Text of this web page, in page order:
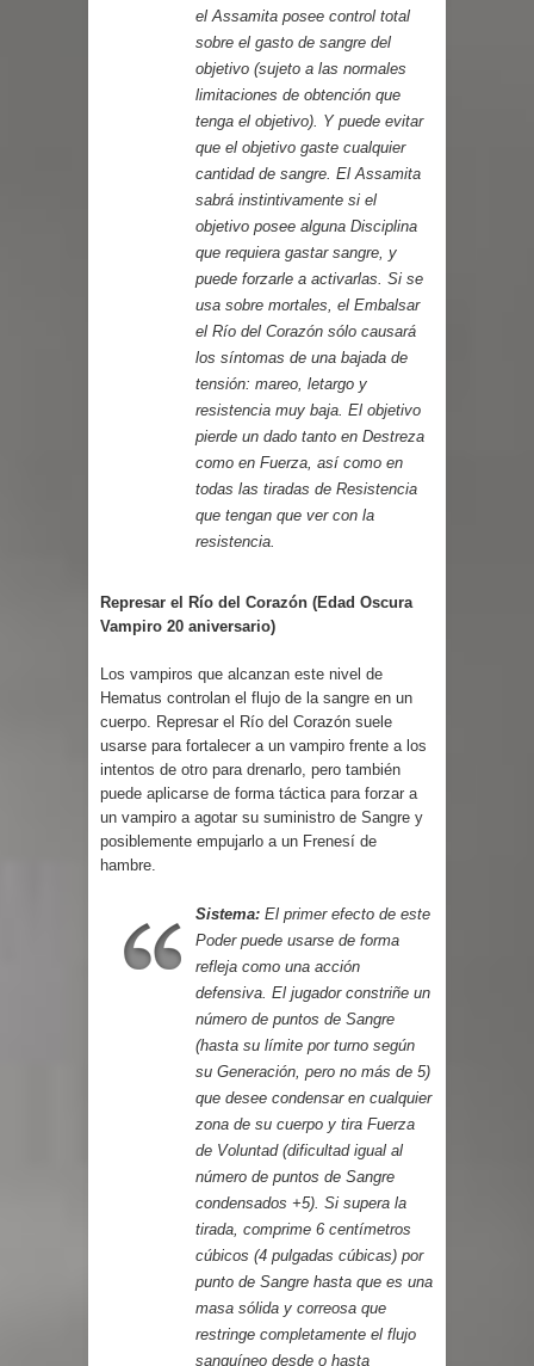
el Assamita posee control total
sobre el gasto de sangre del
objetivo (sujeto a las normales
limitaciones de obtención que
tenga el objetivo). Y puede evitar
que el objetivo gaste cualquier
cantidad de sangre. El Assamita
sabrá instintivamente si el
objetivo posee alguna Disciplina
que requiera gastar sangre, y
puede forzarle a activarlas. Si se
usa sobre mortales, el Embalsar
el Río del Corazón sólo causará
los síntomas de una bajada de
tensión: mareo, letargo y
resistencia muy baja. El objetivo
pierde un dado tanto en Destreza
como en Fuerza, así como en
todas las tiradas de Resistencia
que tengan que ver con la
resistencia.
Represar el Río del Corazón (Edad Oscura
Vampiro 20 aniversario)
Los vampiros que alcanzan este nivel de
Hematus controlan el flujo de la sangre en un
cuerpo. Represar el Río del Corazón suele
usarse para fortalecer a un vampiro frente a los
intentos de otro para drenarlo, pero también
puede aplicarse de forma táctica para forzar a
un vampiro a agotar su suministro de Sangre y
posiblemente empujarlo a un Frenesí de
hambre.
Sistema: El primer efecto de este
Poder puede usarse de forma
refleja como una acción
defensiva. El jugador constriñe un
número de puntos de Sangre
(hasta su límite por turno según
su Generación, pero no más de 5)
que desee condensar en cualquier
zona de su cuerpo y tira Fuerza
de Voluntad (dificultad igual al
número de puntos de Sangre
condensados +5). Si supera la
tirada, comprime 6 centímetros
cúbicos (4 pulgadas cúbicas) por
punto de Sangre hasta que es una
masa sólida y correosa que
restringe completamente el flujo
sanguíneo desde o hasta